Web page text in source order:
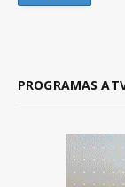
PROGRAMAS